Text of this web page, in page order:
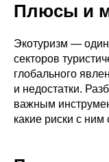
Плюсы и
Экотуризм —
секторов
глобального
и недостатки.
важным
какие риски с ним